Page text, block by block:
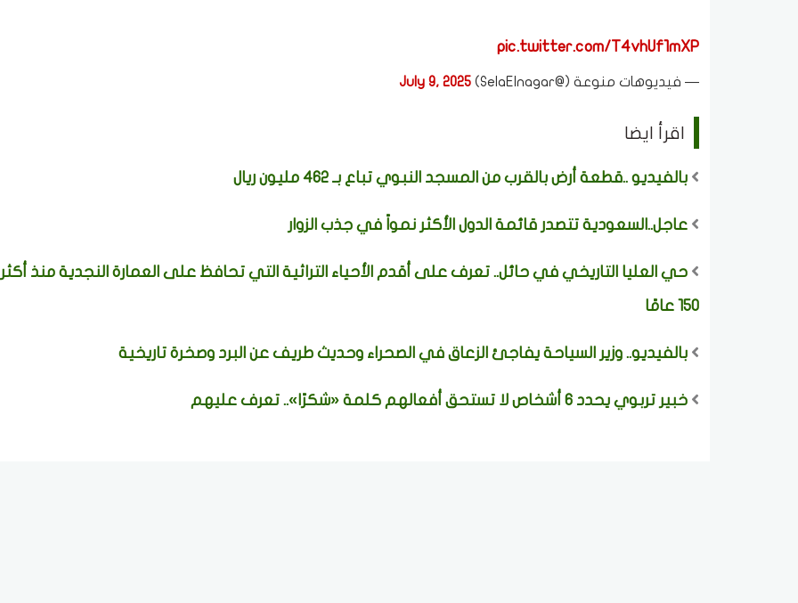
pic.twitter.com/T4vhUf1mXP
— فيديوهات منوعة (@SelaElnagar) July 9, 2025
اقرأ ايضا
بالفيديو ..قطعة أرض بالقرب من المسجد النبوي تباع بـ 462 مليون ريال
عاجل..السعودية تتصدر قائمة الدول الأكثر نمواً في جذب الزوار
حي العليا التاريخي في حائل.. تعرف على أقدم الأحياء التراثية التي تحافظ على العمارة النجدية منذ
150 عامًا
بالفيديو.. وزير السياحة يفاجئ الزعاق في الصحراء وحديث طريف عن البرد وصخرة تاريخية
خبير تربوي يحدد 6 أشخاص لا تستحق أفعالهم كلمة «شكرًا».. تعرف عليهم